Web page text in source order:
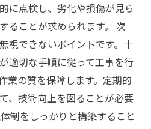
に点検し、劣化や損傷が見ら
ることが求められます。 次
視できないポイントです。十
適切な手順に従って工事を行
業の質を保障します。定期的
、技術向上を図ることが必要
制をしっかりと構築すること